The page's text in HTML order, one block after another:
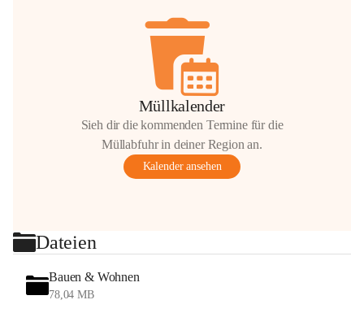
Müllkalender
Sieh dir die kommenden Termine für die
Müllabfuhr in deiner Region an.
Kalender ansehen
Dateien
Bauen & Wohnen
78,04 MB